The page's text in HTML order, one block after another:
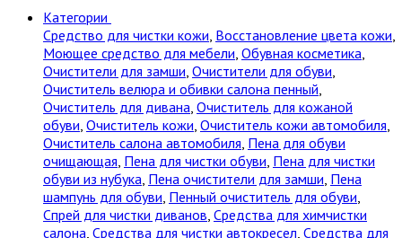
Категории
Cредство для чистки кожи Восстановление цвета кожи
Моющее средство для мебели Обувная косметика
Очистители для замши Очистители для обуви
Очиститель велюра и обивки салона пенный
Очиститель для дивана Очиститель для кожаной
обуви Очиститель кожи Очиститель кожи автомобиля
Очиститель салона автомобиля Пена для обуви
очищающая Пена для чистки обуви Пена для чистки
обуви из нубука Пена очистители для замши Пена
шампунь для обуви Пенный очиститель для обуви
Спрей для чистки диванов Средства для химчистки
салона Средства для чистки автокресел Средства для